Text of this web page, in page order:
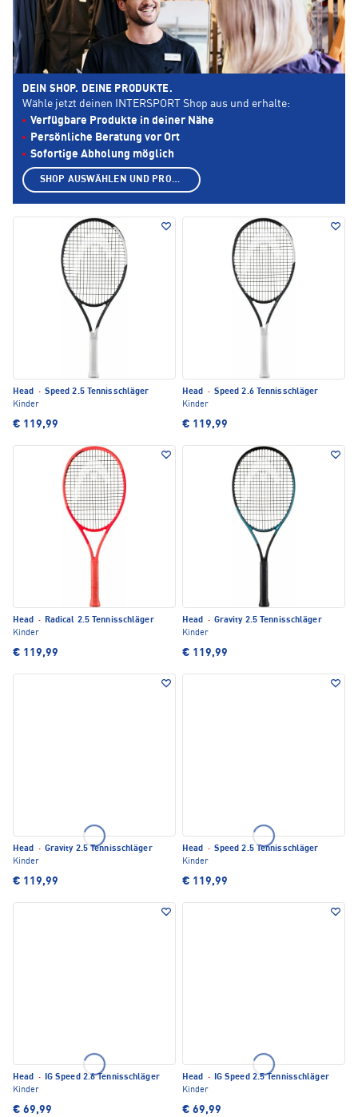
Head · Speed 2.5 Tennisschläger
Kinder
€ 119,99
Head · Speed 2.6 Tennisschläger
Kinder
€ 119,99
Head · Radical 2.5 Tennisschläger
Kinder
€ 119,99
Head · Gravity 2.5 Tennisschläger
Kinder
€ 119,99
Head · Gravity 2.5 Tennisschläger
Kinder
€ 119,99
Head · Speed 2.5 Tennisschläger
Kinder
€ 119,99
Head · IG Speed 2.6 Tennisschläger
Kinder
€ 69,99
Head · IG Speed 2.5 Tennisschläger
Kinder
€ 69,99
DEIN SHOP. DEINE PRODUKTE.
Wähle jetzt deinen INTERSPORT Shop aus und erhalte:
Verfügbare Produkte in deiner Nähe
Persönliche Beratung vor Ort
Sofortige Abholung möglich
SHOP AUSWÄHLEN UND PRODUKTE ANZEIGEN